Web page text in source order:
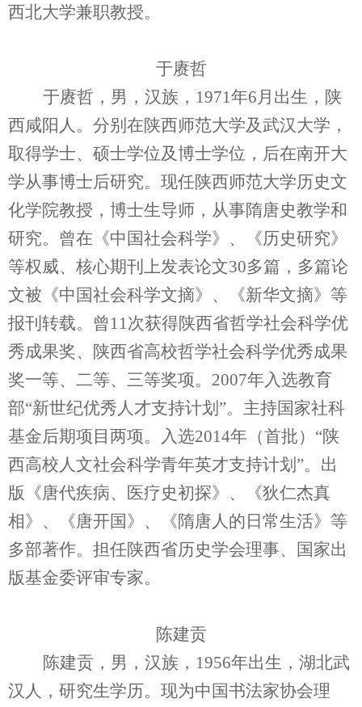
西北大学兼职教授。
于赓哲
于赓哲，男，汉族，1971年6月出生，陕
西咸阳人。分别在陕西师范大学及武汉大学，
取得学士、硕士学位及博士学位，后在南开大
学从事博士后研究。现任陕西师范大学历史文
化学院教授，博士生导师，从事隋唐史教学和
研究。曾在《中国社会科学》、《历史研究》
等权威、核心期刊上发表论文30多篇，多篇论
文被《中国社会科学文摘》、《新华文摘》等
报刊转载。曾11次获得陕西省哲学社会科学优
秀成果奖、陕西省高校哲学社会科学优秀成果
奖一等、二等、三等奖项。2007年入选教育
部“新世纪优秀人才支持计划”。主持国家社科
基金后期项目两项。入选2014年（首批）“陕
西高校人文社会科学青年英才支持计划”。出
版《唐代疾病、医疗史初探》、《狄仁杰真
相》、《唐开国》、《隋唐人的日常生活》等
多部著作。担任陕西省历史学会理事、国家出
版基金委评审专家。
陈建贡
陈建贡，男，汉族，1956年出生，湖北武
汉人，研究生学历。现为中国书法家协会理